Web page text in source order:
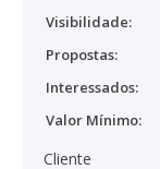
Visibilidade:
Propostas:
Interessados:
Valor Mínimo:
Cliente